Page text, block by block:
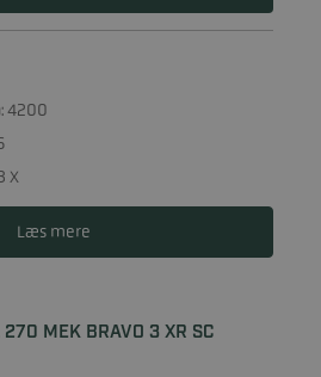
4200
X
Læs mere
MEK BRAVO 3 XR SC